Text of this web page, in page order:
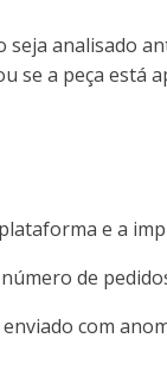
analisado
se a peça está
e a
de
com